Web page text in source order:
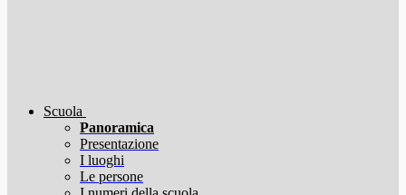
Scuola
Panoramica
Presentazione
I luoghi
Le persone